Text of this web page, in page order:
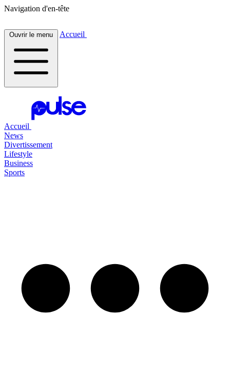
Navigation d'en-tête
Ouvrir le menu Accueil
Accueil
News
Divertissement
Lifestyle
Business
Sports